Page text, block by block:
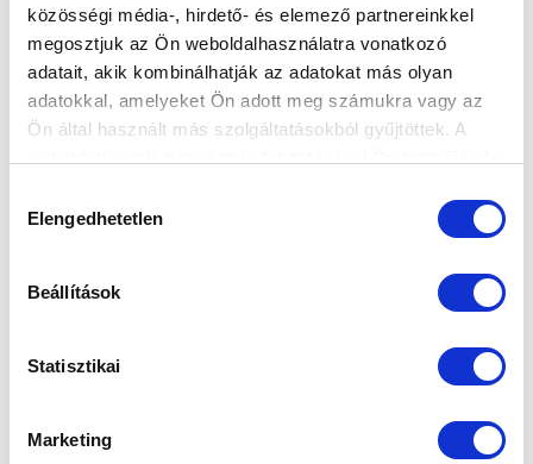
közösségi média-, hirdető- és elemező partnereinkkel
megosztjuk az Ön weboldalhasználatra vonatkozó
adatait, akik kombinálhatják az adatokat más olyan
adatokkal, amelyeket Ön adott meg számukra vagy az
Ön által használt más szolgáltatásokból gyűjtöttek. A
kiválasztása
Elengedhetetlen
Beállítások
Statisztikai
Marketing
BESE BARNABÁS A REGGELI STARTBAN
(VIDEÓ)
2016-03-31 11:59:12